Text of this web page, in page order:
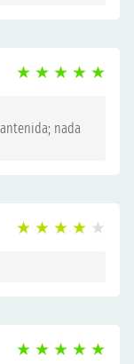
★ ★ ★ ★ ★
nada
★ ★ ★ ★ ★
★ ★ ★ ★ ★